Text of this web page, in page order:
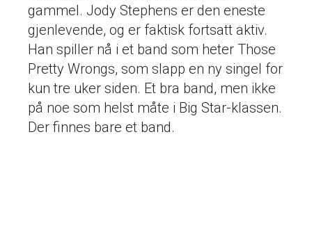
gammel. Jody Stephens er den eneste
gjenlevende, og er faktisk fortsatt aktiv.
Han spiller nå i et band som heter Those
Pretty Wrongs, som slapp en ny singel for
kun tre uker siden. Et bra band, men ikke
på noe som helst måte i Big Star-klassen.
Der finnes bare et band.